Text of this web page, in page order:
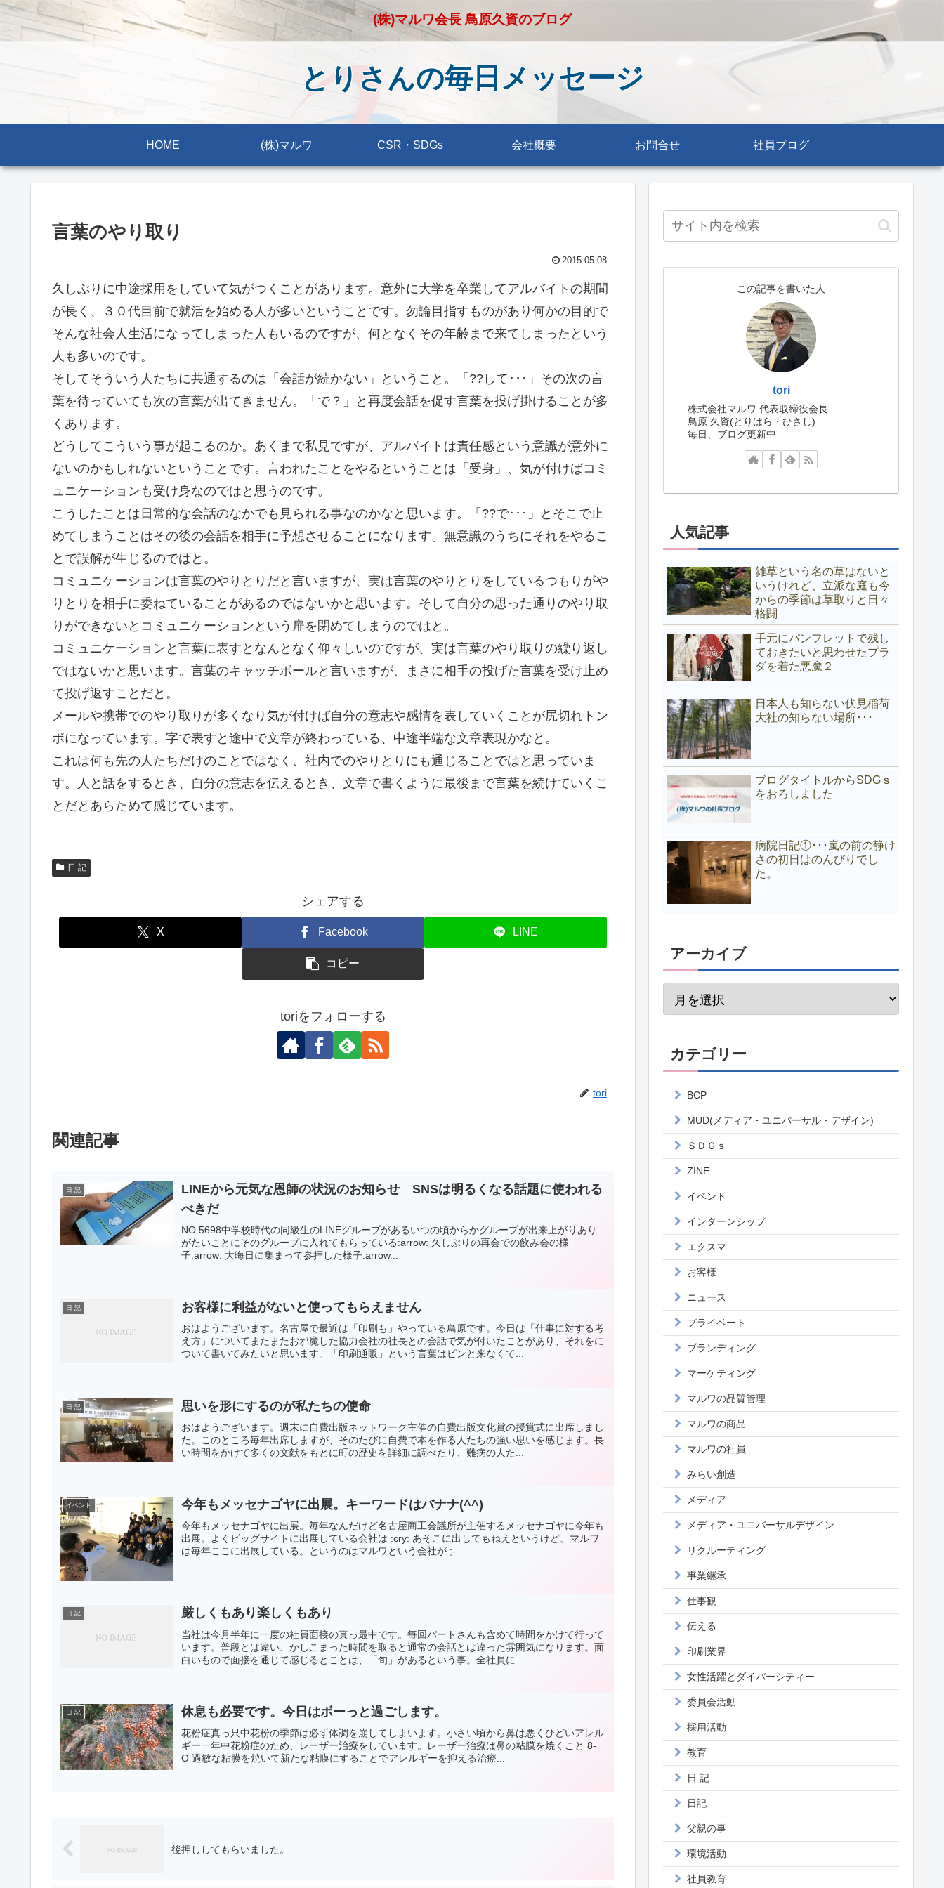
(株)マルワ会長 鳥原久資のブログ
とりさんの毎日メッセージ
HOME (株)マルワ CSR・SDGs 会社概要 お問合せ 社員ブログ
言葉のやり取り
2015.05.08
久しぶりに中途採用をしていて気がつくことがあります。意外に大学を卒業してアルバイトの期間
が長く、３０代目前で就活を始める人が多いということです。勿論目指すものがあり何かの目的で
そんな社会人生活になってしまった人もいるのですが、何となくその年齢まで来てしまったという
人も多いのです。
そしてそういう人たちに共通するのは「会話が続かない」ということ。「??して･･･」その次の言
葉を待っていても次の言葉が出てきません。「で？」と再度会話を促す言葉を投げ掛けることが多
くあります。
どうしてこういう事が起こるのか。あくまで私見ですが、アルバイトは責任感という意識が意外に
ないのかもしれないということです。言われたことをやるということは「受身」、気が付けばコミ
ュニケーションも受け身なのではと思うのです。
こうしたことは日常的な会話のなかでも見られる事なのかなと思います。「??で･･･」とそこで止
めてしまうことはその後の会話を相手に予想させることになります。無意識のうちにそれをやるこ
とで誤解が生じるのではと。
コミュニケーションは言葉のやりとりだと言いますが、実は言葉のやりとりをしているつもりがや
りとりを相手に委ねていることがあるのではないかと思います。そして自分の思った通りのやり取
りができないとコミュニケーションという扉を閉めてしまうのではと。
コミュニケーションと言葉に表すとなんとなく仰々しいのですが、実は言葉のやり取りの繰り返し
ではないかと思います。言葉のキャッチボールと言いますが、まさに相手の投げた言葉を受け止め
て投げ返すことだと。
メールや携帯でのやり取りが多くなり気が付けば自分の意志や感情を表していくことが尻切れトン
ボになっています。字で表すと途中で文章が終わっている、中途半端な文章表現かなと。
これは何も先の人たちだけのことではなく、社内でのやりとりにも通じることではと思っていま
す。人と話をするとき、自分の意志を伝えるとき、文章で書くように最後まで言葉を続けていくこ
とだとあらためて感じています。
日 記
シェアする
X Facebook LINE
コピー
toriをフォローする
tori
関連記事
日 記
LINEから元気な恩師の状況のお知らせ SNSは明るくなる話題に使われる
べきだ
NO.5698中学校時代の同級生のLINEグループがあるいつの頃からかグループが出来上がりあり
がたいことにそのグループに入れてもらっている:arrow: 久しぶりの再会での飲み会の様
子:arrow: 大晦日に集まって参拝した様子:arrow...
日 記 お客様に利益がないと使ってもらえません
おはようございます。名古屋で最近は「印刷も」やっている鳥原です。今日は「仕事に対する考
え方」についてまたまたお邪魔した協力会社の社長との会話で気が付いたことがあり、それをに
ついて書いてみたいと思います。「印刷通販」という言葉はピンと来なくて...
日 記 思いを形にするのが私たちの使命
おはようございます。週末に自費出版ネットワーク主催の自費出版文化賞の授賞式に出席しまし
た。このところ毎年出席しますが、そのたびに自費で本を作る人たちの強い思いを感じます。長
い時間をかけて多くの文献をもとに町の歴史を詳細に調べたり、難病の人た...
イベント 今年もメッセナゴヤに出展。キーワードはバナナ(^^)
今年もメッセナゴヤに出展。毎年なんだけど名古屋商工会議所が主催するメッセナゴヤに今年も
出展。よくビッグサイトに出展している会社は :cry: あそこに出してもねえというけど、マルワ
は毎年ここに出展している。というのはマルワという会社が ;-...
日 記 厳しくもあり楽しくもあり
当社は今月半年に一度の社員面接の真っ最中です。毎回パートさんも含めて時間をかけて行って
います。普段とは違い、かしこまった時間を取ると通常の会話とは違った雰囲気になります。面
白いもので面接を通じて感じるとことは、「旬」があるという事。全社員に...
日 記 休息も必要です。今日はボーっと過ごします。
花粉症真っ只中花粉の季節は必ず体調を崩してしまいます。小さい頃から鼻は悪くひどいアレル
ギー一年中花粉症のため、レーザー治療をしています。レーザー治療は鼻の粘膜を焼くこと 8-
O 過敏な粘膜を焼いて新たな粘膜にすることでアレルギーを抑える治療...
後押ししてもらいました。
この記事を書いた人
tori
株式会社マルワ 代表取締役会長
鳥原 久資(とりはら・ひさし)
毎日、ブログ更新中
人気記事
雑草という名の草はないと
いうけれど、立派な庭も今
からの季節は草取りと日々
格闘
手元にパンフレットで残し
ておきたいと思わせたプラ
ダを着た悪魔２
日本人も知らない伏見稲荷
大社の知らない場所･･･
ブログタイトルからSDGｓ
をおろしました
病院日記①･･･嵐の前の静け
さの初日はのんびりでし
た。
アーカイブ
カテゴリー
BCP
MUD(メディア・ユニバーサル・デザイン)
ＳＤＧｓ
ZINE
イベント
インターンシップ
エクスマ
お客様
ニュース
プライベート
ブランディング
マーケティング
マルワの品質管理
マルワの商品
マルワの社員
みらい創造
メディア
メディア・ユニバーサルデザイン
リクルーティング
事業継承
仕事観
伝える
印刷業界
女性活躍とダイバーシティー
委員会活動
採用活動
教育
日 記
日記
父親の事
環境活動
社員教育